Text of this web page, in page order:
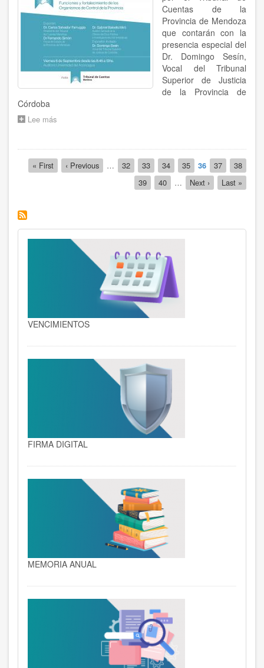
CONTROL
DE
LA
PROVINCIA
MENDOZA"
Cuentas de la
Provincia de Mendoza
que contarán con la
presencia especial del
Dr. Domingo Sesín,
Vocal del Tribunal
Superior de Justicia
de la Provincia de
Córdoba
Lee más
FORTALECIMIENTO
DE
LOS
PROVINCIA"
Paginación
Primera
página
« First
Página
anterior
‹ Previous … Página
32 Página
33 Página
34 Página
35
Página
actual
36 Página
37 Página
38
Página
39 Página
40 …
Siguiente
página
Next ›
Última
página
Last »
VENCIMIENTOS
FIRMA DIGITAL
MEMORIA ANUAL